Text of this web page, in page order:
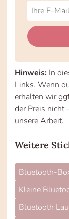
Do
not
fill
this
*Ihre
E-
Mailadresse:
Hinweis: In
Links. Wenn
erhalten wir
der Preis nicht
unsere Arbeit.
Weitere
Bluetooth-
Kleine
Bluetooth